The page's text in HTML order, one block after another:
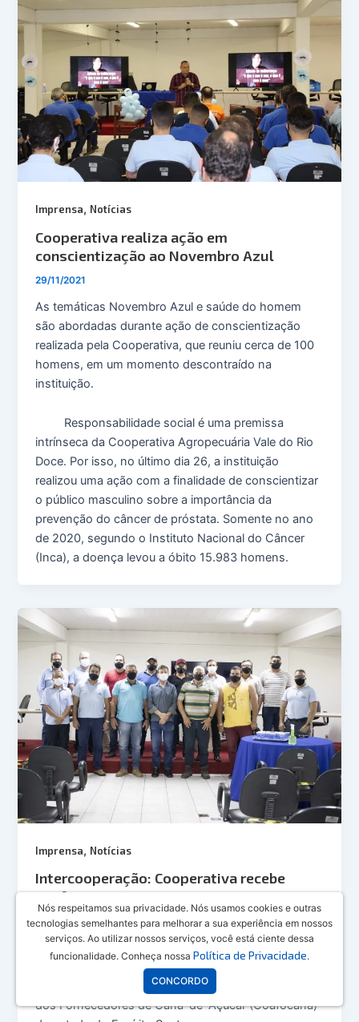
Imprensa, Notícias
Cooperativa realiza ação em
conscientização ao Novembro Azul
29/11/2021
As temáticas Novembro Azul e saúde do homem
são abordadas durante ação de conscientização
realizada pela Cooperativa, que reuniu cerca de 100
homens, em um momento descontraído na
instituição.
Responsabilidade social é uma premissa
intrínseca da Cooperativa Agropecuária Vale do Rio
Doce. Por isso, no último dia 26, a instituição
realizou uma ação com a finalidade de conscientizar
o público masculino sobre a importância da
prevenção do câncer de próstata. Somente no ano
de 2020, segundo o Instituto Nacional do Câncer
(Inca), a doença levou a óbito 15.983 homens.
Imprensa, Notícias
Intercooperação: Cooperativa recebe
Coafocana
01/10/2021
A Cooperativa Agropecuária Vale do Rio Doce,
durante os dias 27 e 28 de setembro, recebeu a
comitiva dos cooperados e diretores da Cooperativa
dos Fornecedores de Cana-de-Açúcar (Coafocana)
Nós respeitamos sua privacidade. Nós usamos cookies e outras
tecnologias semelhantes para melhorar a sua experiência em nossos
serviços. Ao utilizar nossos serviços, você está ciente dessa
funcionalidade. Conheça nossa Política de Privacidade.
CONCORDO